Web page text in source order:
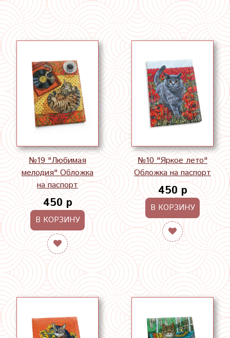
№19 "Любимая
мелодия" Обложка
на паспорт
450 р
В КОРЗИНУ
№10 "Яркое лето"
Обложка на паспорт
450 р
В КОРЗИНУ